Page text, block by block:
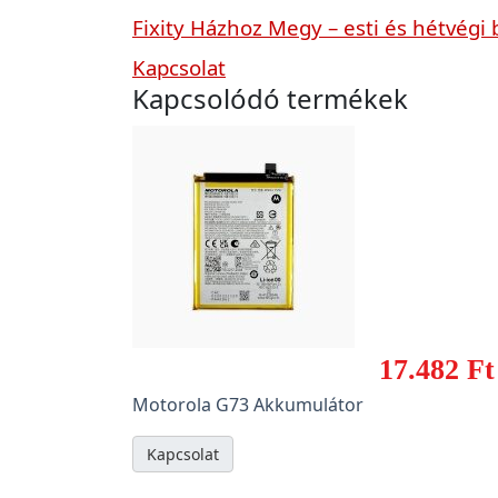
Fixity Házhoz Megy – esti és hétvégi
Kapcsolat
Kapcsolódó termékek
17.482 Ft
Motorola G73 Akkumulátor
Kapcsolat